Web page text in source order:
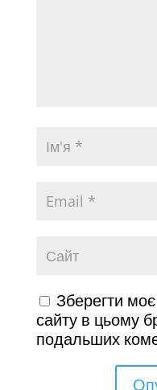
Зберегти
сайту в цьому
подальших